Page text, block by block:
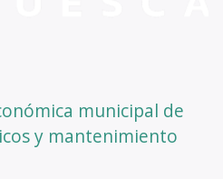
municipal de
y mantenimiento